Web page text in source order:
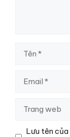
web
Lưu tên